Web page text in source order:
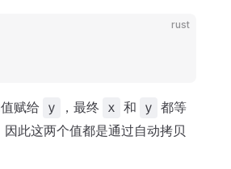
rust
赋给 y ，最终 x 和 y 都等
此这两个值都是通过自动拷贝